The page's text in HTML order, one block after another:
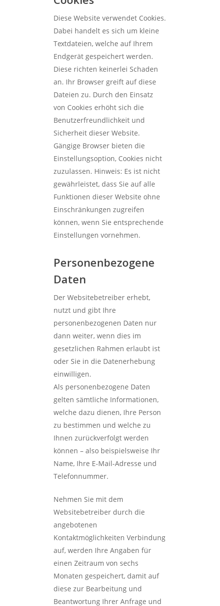
Diese Website verwendet Cookies.
Dabei handelt es sich um kleine
Textdateien, welche auf Ihrem
Endgerät gespeichert werden.
Diese richten keinerlei Schaden
an. Ihr Browser greift auf diese
Dateien zu. Durch den Einsatz
von Cookies erhöht sich die
Benutzerfreundlichkeit und
Sicherheit dieser Website.
Gängige Browser bieten die
Einstellungsoption, Cookies nicht
zuzulassen. Hinweis: Es ist nicht
gewährleistet, dass Sie auf alle
Funktionen dieser Website ohne
Einschränkungen zugreifen
können, wenn Sie entsprechende
Einstellungen vornehmen.
Personenbezogene
Daten
Der Websitebetreiber erhebt,
nutzt und gibt Ihre
personenbezogenen Daten nur
dann weiter, wenn dies im
gesetzlichen Rahmen erlaubt ist
oder Sie in die Datenerhebung
einwilligen.
Als personenbezogene Daten
gelten sämtliche Informationen,
welche dazu dienen, Ihre Person
zu bestimmen und welche zu
Ihnen zurückverfolgt werden
können – also beispielsweise Ihr
Name, Ihre E-Mail-Adresse und
Telefonnummer.
Nehmen Sie mit dem
Websitebetreiber durch die
angebotenen
Kontaktmöglichkeiten Verbindung
auf, werden Ihre Angaben für
einen Zeitraum von sechs
Monaten gespeichert, damit auf
diese zur Bearbeitung und
Beantwortung Ihrer Anfrage und